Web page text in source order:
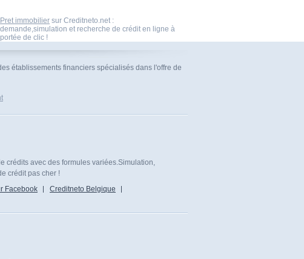
Pret immobilier sur Creditneto.net :
demande,simulation et recherche de crédit en ligne à
portée de clic !
établissements financiers spécialisés dans l'offre de
crédits avec des formules variées.Simulation,
crédit pas cher !
Facebook
Creditneto Belgique